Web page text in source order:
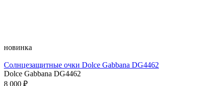
новинка
Солнцезащитные очки Dolce Gabbana DG4462
Dolce Gabbana DG4462
8 000 ₽